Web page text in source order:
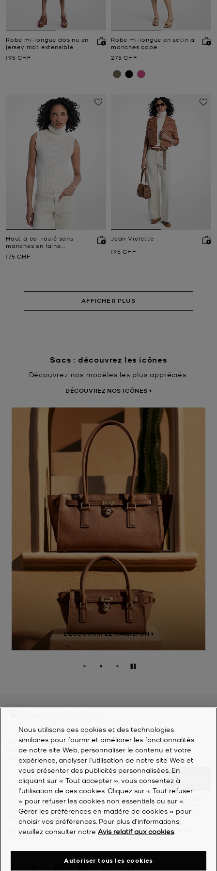
Robe mi-longue dos nu en
jersey mat extensible
Prix actuel
195 CHF
Robe mi-longue en satin à
manches cape
Prix actuel
275 CHF
Haut à col roulé sans
manches en laine
mélangée
Prix actuel
175 CHF
Jean Violette
Prix actuel
195 CHF
AFFICHER PLUS
Sacs : découvrez les icônes
Découvrez nos modèles les plus appréciés.
DÉCOUVREZ NOS ICÔNES
DÉCOUVRIR LE LAILA
Pause
Inscrivez-vous pour recevoir les dernières actualités de
Michael Kors et 10 % de réduction sur votre première
commande*.
S'INSCRIRE
En cliquant sur « S’inscrire », j’accepte de recevoir des e-mails marketing de la part
de Michael Kors (y compris des informations personnalisées via nos sites Web, nos
réseaux sociaux et nos partenaires en ligne), comme décrit plus en détail dans la
Déclaration de confidentialité . Vous pouvez vous désabonner à tout moment.
*Les Conditions générales sappliquent. Pour plus d’informations, consultez les
Conditions générales des promotions.
Nous utilisons des cookies et des technologies
similaires pour fournir et améliorer les fonctionnalités
de notre site Web, personnaliser le contenu et votre
expérience, analyser l'utilisation de notre site Web et
vous présenter des publicités personnalisées. En
cliquant sur « Tout accepter », vous consentez à
l’utilisation de ces cookies. Cliquez sur « Tout refuser
» pour refuser les cookies non essentiels ou sur «
Gérer les préférences en matière de cookies » pour
choisir vos préférences. Pour plus d’informations,
veuillez consulter notreAvis relatif aux cookies.
Autoriser tous les cookies